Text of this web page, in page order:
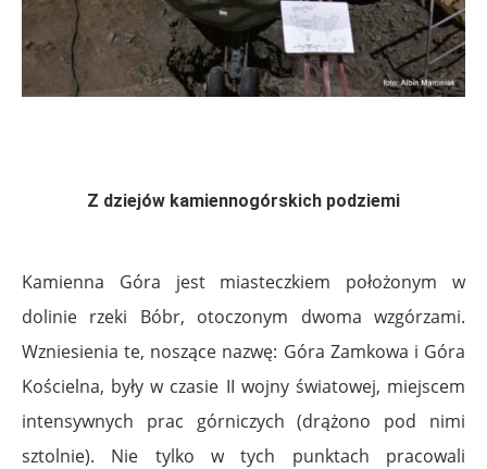
Z dziejów kamiennogórskich podziemi
Kamienna Góra jest miasteczkiem położonym w
dolinie rzeki Bóbr, otoczonym dwoma wzgórzami.
Wzniesienia te, noszące nazwę: Góra Zamkowa i Góra
Kościelna, były w czasie II wojny światowej, miejscem
intensywnych prac górniczych (drążono pod nimi
sztolnie). Nie tylko w tych punktach pracowali